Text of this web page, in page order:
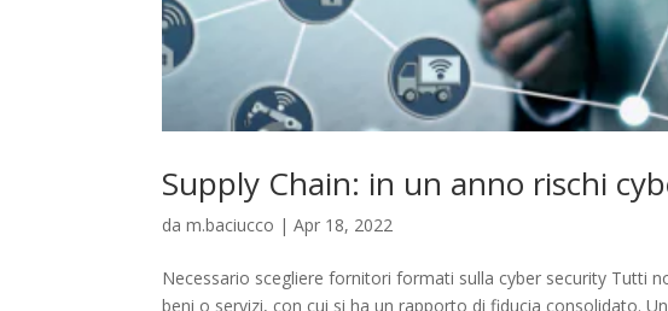
Supply Chain: in un anno rischi
dam.baciucco |Apr 18, 2022
Necessario scegliere fornitori formati sulla cyber security Tutti
beni o servizi, con cui si ha un rapporto di fiducia consolidato.